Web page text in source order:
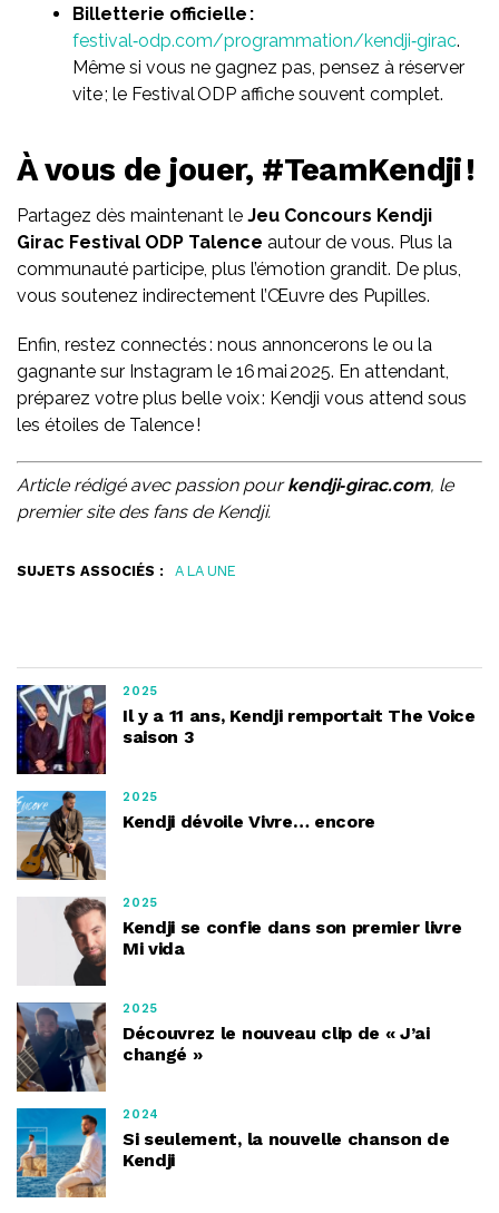
Billetterie officielle :
festival‑odp.com/programmation/kendji‑girac.
Même si vous ne gagnez pas, pensez à réserver
vite ; le Festival ODP affiche souvent complet.
À vous de jouer, #TeamKendji!
Partagez dès maintenant le Jeu Concours Kendji
Girac Festival ODP Talence autour de vous. Plus la
communauté participe, plus l’émotion grandit. De plus,
vous soutenez indirectement l’Œuvre des Pupilles.
Enfin, restez connectés : nous annoncerons le ou la
gagnante sur Instagram le 16 mai 2025. En attendant,
préparez votre plus belle voix : Kendji vous attend sous
les étoiles de Talence !
Article rédigé avec passion pourkendji‑girac.com, le
premier site des fans de Kendji.
SUJETS ASSOCIÉS : A LA UNE
2025
Il y a 11 ans, Kendji remportait The Voice
saison 3
2025
Kendji dévoile Vivre… encore
2025
Kendji se confie dans son premier livre
Mi vida
2025
Découvrez le nouveau clip de « J’ai
changé »
2024
Si seulement, la nouvelle chanson de
Kendji